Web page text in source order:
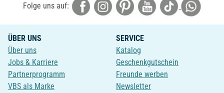
Folge uns auf:
ÜBER UNS
Über uns
Jobs & Karriere
Partnerprogramm
VBS als Marke
SERVICE
Katalog
Geschenkgutschein
Freunde werben
Newsletter